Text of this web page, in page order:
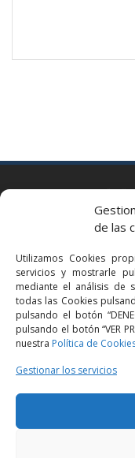
de las
Utilizamos Cookies
servicios y mostrarle
mediante el análisis de
todas las Cookies
pulsando el botón
pulsando el botón “VER
nuestra Política de
Gestionar los servicios
Via
C/ Sant
+34 93
MADRID
C/
+34 91